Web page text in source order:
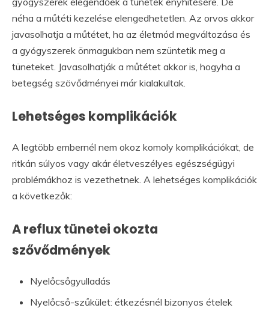
néha a műtéti kezelése elengedhetetlen. Az orvos akkor
javasolhatja a műtétet, ha az életmód megváltozása és
a gyógyszerek önmagukban nem szüntetik meg a
tüneteket. Javasolhatják a műtétet akkor is, hogyha a
betegség szövődményei már kialakultak.
Lehetséges komplikációk
A legtöbb embernél nem okoz komoly komplikációkat, de
ritkán súlyos vagy akár életveszélyes egészségügyi
problémákhoz is vezethetnek. A lehetséges komplikációk
a következők:
A reflux tünetei okozta
szővődmények
Nyelőcsőgyulladás
Nyelőcső-szűkület: étkezésnél bizonyos ételek